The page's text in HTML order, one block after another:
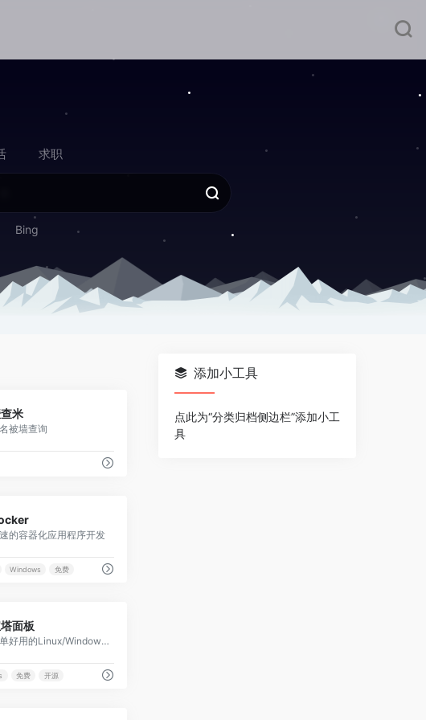
求职
Bing
米
被墙查询
的容器化应用程序开发
Windows 免费
面板
简单好用的Linux/Windows服务器运维管理面板
免费 开源
添加小工具
点此为“分类归档侧边栏”添加小工
具